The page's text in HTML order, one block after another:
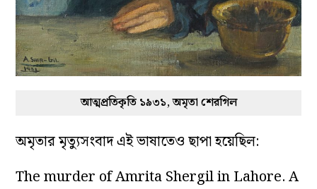
আত্মপ্রতিকৃতি ১৯৩১, অমৃতা শেরগিল
অমৃতার মৃত্যুসংবাদ এই ভাষাতেও ছাপা হয়েছিল:
The murder of Amrita Shergil in Lahore. A